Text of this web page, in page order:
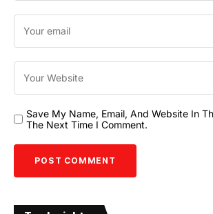
Save My Name, Email, And Website In
The Next Time I Comment.